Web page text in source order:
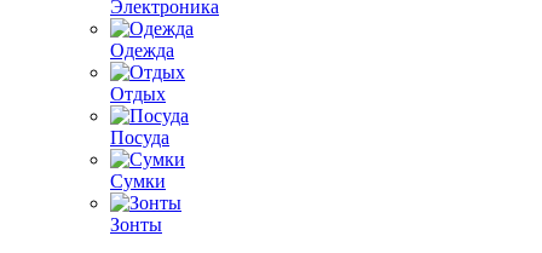
Электроника
Одежда
Отдых
Посуда
Сумки
Зонты